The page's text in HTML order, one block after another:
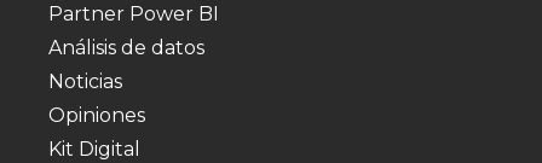
Partner Power BI
Análisis de datos
Noticias
Opiniones
Kit Digital